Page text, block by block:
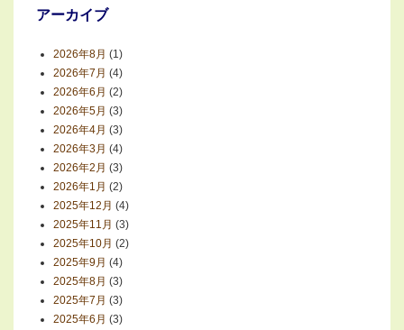
アーカイブ
2026年8月 (1)
2026年7月 (4)
2026年6月 (2)
2026年5月 (3)
2026年4月 (3)
2026年3月 (4)
2026年2月 (3)
2026年1月 (2)
2025年12月 (4)
2025年11月 (3)
2025年10月 (2)
2025年9月 (4)
2025年8月 (3)
2025年7月 (3)
2025年6月 (3)